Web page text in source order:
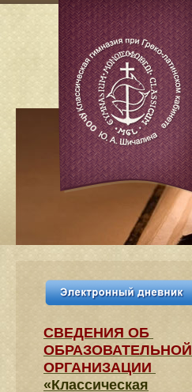
СВЕДЕНИЯ​ ОБ
ОБРАЗОВАТЕЛЬНОЙ
ОРГАНИЗАЦИИ
«Классическая